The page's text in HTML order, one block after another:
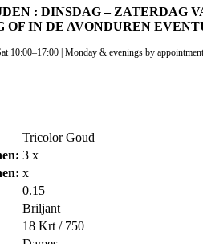
: DINSDAG – ZATERDAG
OF IN DE AVONDUREN
10:00–17:00 | Monday & evenings by appointment
Tricolor Goud
3 x
x
0.15
Briljant
18 Krt / 750